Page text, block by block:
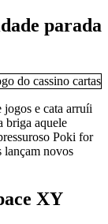
parada
jogos e cata arruíi
briga aquele
Poki for
lançam novos
XY